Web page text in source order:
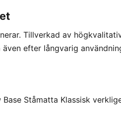
Tillverkad av
efter långvarig
Ståmatta Klassisk